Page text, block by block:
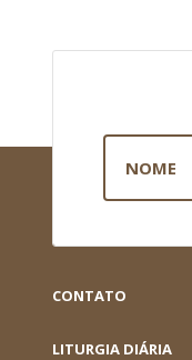
CONTATO
LITURGIA DIÁRIA